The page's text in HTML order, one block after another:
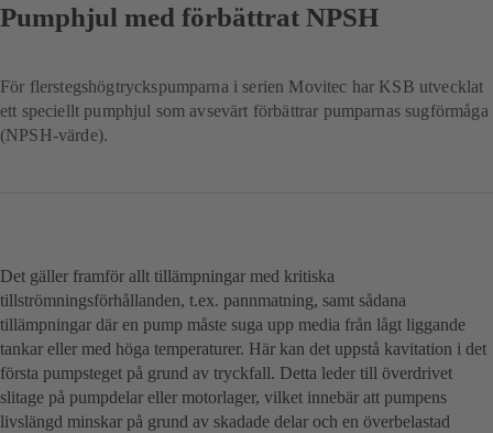
Pumphjul med förbättrat NPSH
För flerstegshögtryckspumparna i serien Movitec har KSB utvecklat
ett speciellt pumphjul som avsevärt förbättrar pumparnas sugförmåga
(NPSH-värde).
Det gäller framför allt tillämpningar med kritiska
tillströmningsförhållanden, t.ex. pannmatning, samt sådana
tillämpningar där en pump måste suga upp media från lågt liggande
tankar eller med höga temperaturer. Här kan det uppstå kavitation i det
första pumpsteget på grund av tryckfall. Detta leder till överdrivet
slitage på pumpdelar eller motorlager, vilket innebär att pumpens
livslängd minskar på grund av skadade delar och en överbelastad